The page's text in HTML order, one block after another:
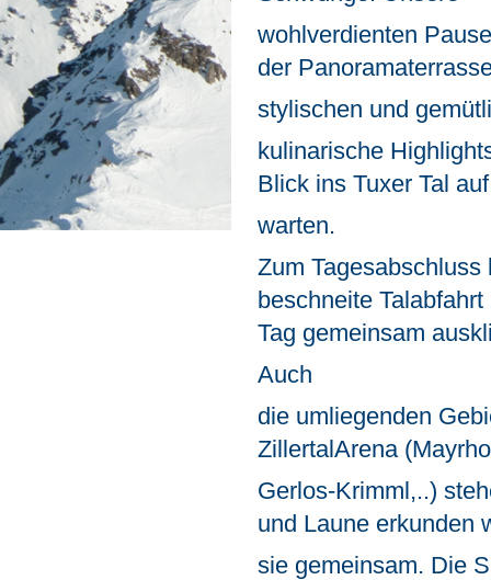
wohlverdienten
der
stylischen und
kulinarische
Blick ins Tuxer Tal
warten.
Zum Tagesabschluss
beschneite
Tag gemeinsam
Auch
die umliegenden
ZillertalArena
Gerlos-Krimml,..)
und Laune erkunden
sie gemeinsam. Die